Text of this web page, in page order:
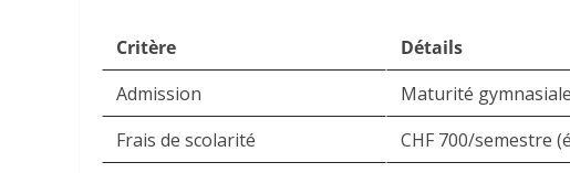
Critère
Détails
Admission
Maturité
Frais de scolarité
CHF 700/semestre